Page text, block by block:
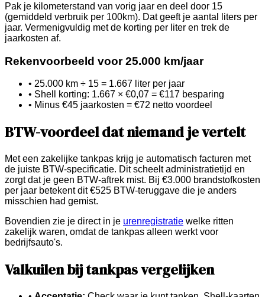
Pak je kilometerstand van vorig jaar en deel door 15
(gemiddeld verbruik per 100km). Dat geeft je aantal liters per
jaar. Vermenigvuldig met de korting per liter en trek de
jaarkosten af.
Rekenvoorbeeld voor 25.000 km/jaar
• 25.000 km ÷ 15 = 1.667 liter per jaar
• Shell korting: 1.667 × €0,07 = €117 besparing
• Minus €45 jaarkosten = €72 netto voordeel
BTW-voordeel dat niemand je vertelt
Met een zakelijke tankpas krijg je automatisch facturen met
de juiste BTW-specificatie. Dit scheelt administratietijd en
zorgt dat je geen BTW-aftrek mist. Bij €3.000 brandstofkosten
per jaar betekent dit €525 BTW-teruggave die je anders
misschien had gemist.
Bovendien zie je direct in je urenregistratie welke ritten
zakelijk waren, omdat de tankpas alleen werkt voor
bedrijfsauto's.
Valkuilen bij tankpas vergelijken